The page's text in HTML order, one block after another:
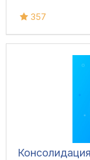
357